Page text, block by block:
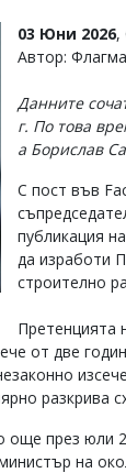
03 Юни 2026,
Автор:
Данните
г. По това
а Борислав
С пост във
публикация
да изработи
строително
Претенцията
от две
разкрива
още през юли
на